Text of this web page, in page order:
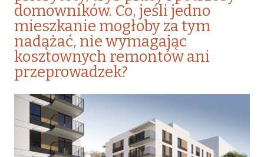
domowników. Co, jeśli jedno
mieszkanie mogłoby za tym
nadążać, nie wymagając
kosztownych remontów ani
przeprowadzek?